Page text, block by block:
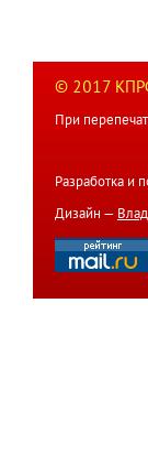
© 2017
При
Разработка и
Дизайн —